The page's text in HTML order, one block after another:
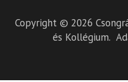
Copyright © 2026
és Kollégium.